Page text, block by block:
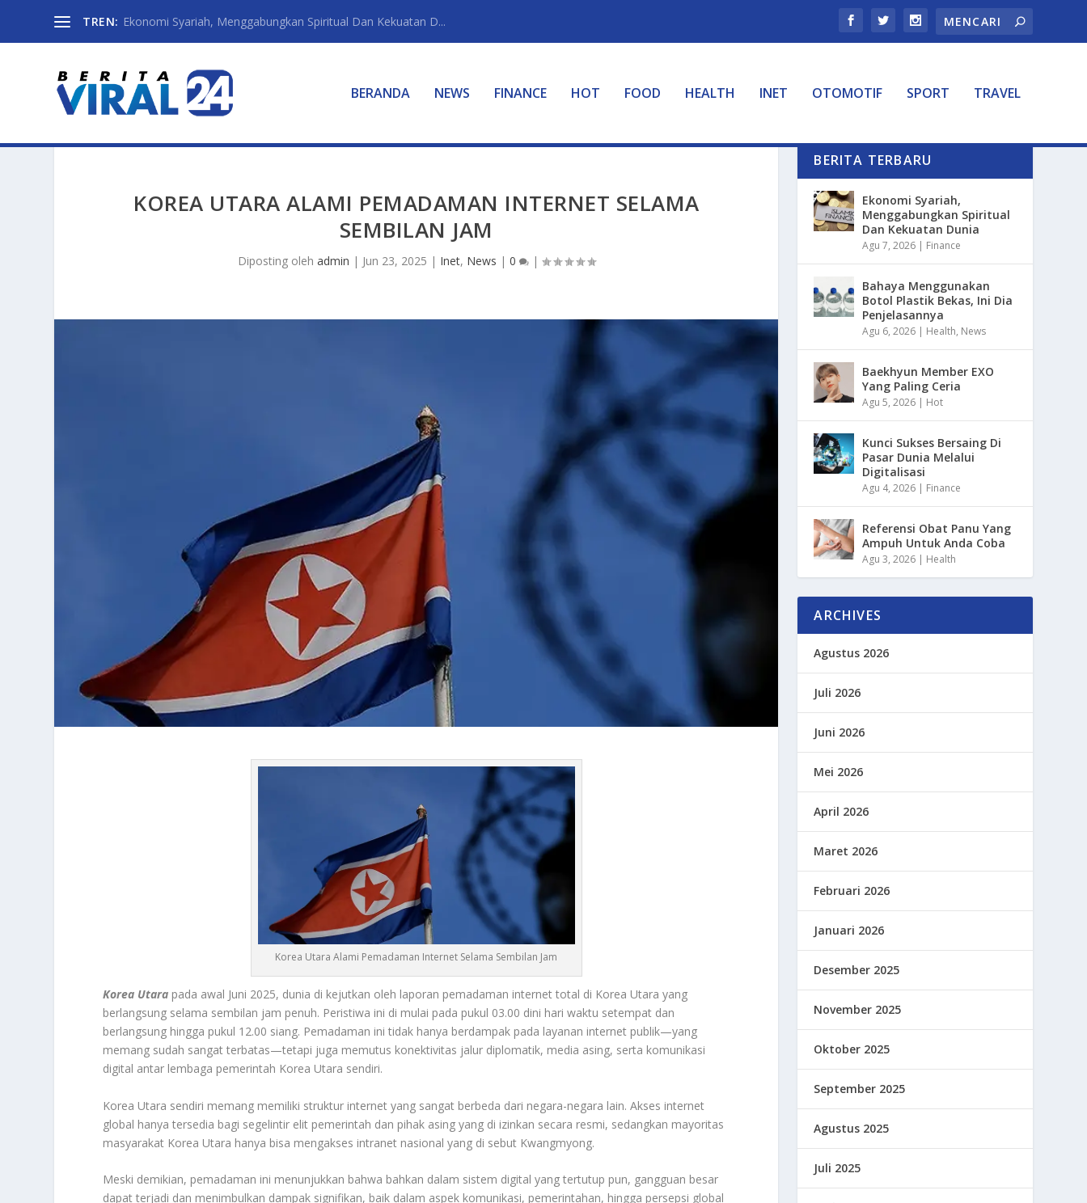
TREN: Ekonomi Syariah, Menggabungkan Spiritual Dan Kekuatan D...
BERANDA NEWS FINANCE HOT FOOD HEALTH INET OTOMOTIF SPORT TRAVEL
KOREA UTARA ALAMI PEMADAMAN INTERNET SELAMA
SEMBILAN JAM
Diposting oleh admin | Jun 23, 2025 | Inet, News | 0 |
Korea Utara Alami Pemadaman Internet Selama Sembilan Jam
Korea Utara pada awal Juni 2025, dunia di kejutkan oleh laporan pemadaman internet total di Korea Utara yang
berlangsung selama sembilan jam penuh. Peristiwa ini di mulai pada pukul 03.00 dini hari waktu setempat dan
berlangsung hingga pukul 12.00 siang. Pemadaman ini tidak hanya berdampak pada layanan internet publik—yang
memang sudah sangat terbatas—tetapi juga memutus konektivitas jalur diplomatik, media asing, serta komunikasi
digital antar lembaga pemerintah Korea Utara sendiri.
Korea Utara sendiri memang memiliki struktur internet yang sangat berbeda dari negara-negara lain. Akses internet
global hanya tersedia bagi segelintir elit pemerintah dan pihak asing yang di izinkan secara resmi, sedangkan mayoritas
masyarakat Korea Utara hanya bisa mengakses intranet nasional yang di sebut Kwangmyong.
Meski demikian, pemadaman ini menunjukkan bahwa bahkan dalam sistem digital yang tertutup pun, gangguan besar
dapat terjadi dan menimbulkan dampak signifikan, baik dalam aspek komunikasi, pemerintahan, hingga persepsi global
BERITA TERBARU
Ekonomi Syariah,
Menggabungkan Spiritual
Dan Kekuatan Dunia
Agu 7, 2026 | Finance
Bahaya Menggunakan
Botol Plastik Bekas, Ini Dia
Penjelasannya
Agu 6, 2026 | Health, News
Baekhyun Member EXO
Yang Paling Ceria
Agu 5, 2026 | Hot
Kunci Sukses Bersaing Di
Pasar Dunia Melalui
Digitalisasi
Agu 4, 2026 | Finance
Referensi Obat Panu Yang
Ampuh Untuk Anda Coba
Agu 3, 2026 | Health
ARCHIVES
Agustus 2026
Juli 2026
Juni 2026
Mei 2026
April 2026
Maret 2026
Februari 2026
Januari 2026
Desember 2025
November 2025
Oktober 2025
September 2025
Agustus 2025
Juli 2025